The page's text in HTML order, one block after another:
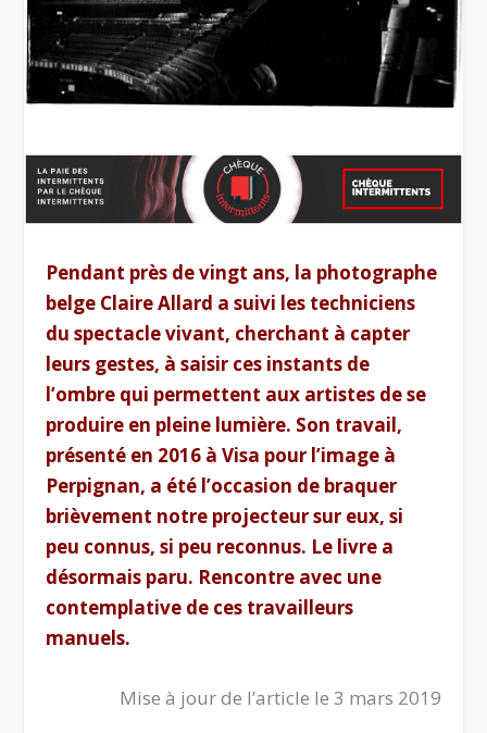
Pendant près de vingt ans, la photographe
belge Claire Allard a suivi les techniciens
du spectacle vivant, cherchant à capter
leurs gestes, à saisir ces instants de
l’ombre qui permettent aux artistes de se
produire en pleine lumière. Son travail,
présenté en 2016 à Visa pour l’image à
Perpignan, a été l’occasion de braquer
brièvement notre projecteur sur eux, si
peu connus, si peu reconnus. Le livre a
désormais paru. Rencontre avec une
contemplative de ces travailleurs
manuels.
Mise à jour de l’article le 3 mars 2019